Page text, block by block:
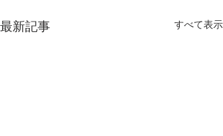
最新記事 すべて表示